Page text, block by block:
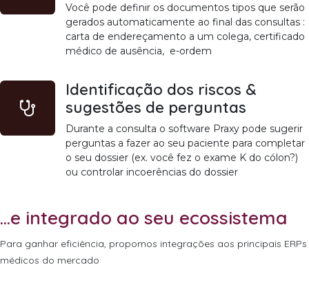
Você pode definir os documentos tipos que serão
gerados automaticamente ao final das consultas :
carta de endereçamento a um colega, certificado
médico de ausência, e-ordem
Identificação dos riscos &
sugestões de perguntas
Durante a consulta o software Praxy pode sugerir
perguntas a fazer ao seu paciente para completar
o seu dossier (ex. você fez o exame K do cólon?)
ou controlar incoerências do dossier
...e integrado ao seu ecossistema
Para ganhar eficiência, propomos integrações aos principais ERPs
médicos do mercado